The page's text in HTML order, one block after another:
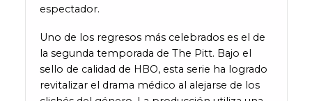
espectador.
Uno de los regresos más celebrados es el de
la segunda temporada de The Pitt. Bajo el
sello de calidad de HBO, esta serie ha logrado
revitalizar el drama médico al alejarse de los